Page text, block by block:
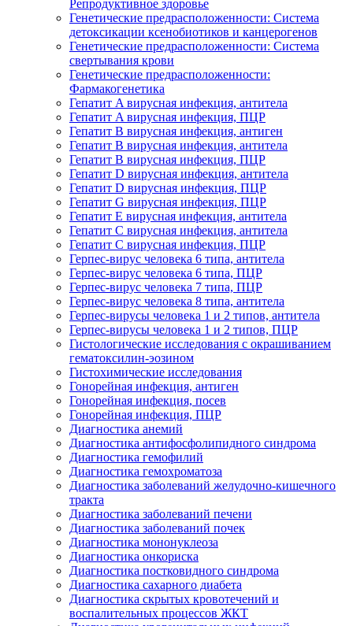
Репродуктивное здоровье
Генетические предрасположенности: Система
детоксикации ксенобиотиков и канцерогенов
Генетические предрасположенности: Система
свертывания крови
Генетические предрасположенности:
Фармакогенетика
Гепатит A вирусная инфекция, антитела
Гепатит A вирусная инфекция, ПЦР
Гепатит B вирусная инфекция, антиген
Гепатит B вирусная инфекция, антитела
Гепатит B вирусная инфекция, ПЦР
Гепатит D вирусная инфекция, антитела
Гепатит D вирусная инфекция, ПЦР
Гепатит G вирусная инфекция, ПЦР
Гепатит Е вирусная инфекция, антитела
Гепатит С вирусная инфекция, антитела
Гепатит С вирусная инфекция, ПЦР
Герпес-вирус человека 6 типа, антитела
Герпес-вирус человека 6 типа, ПЦР
Герпес-вирус человека 7 типа, ПЦР
Герпес-вирус человека 8 типа, антитела
Герпес-вирусы человека 1 и 2 типов, антитела
Герпес-вирусы человека 1 и 2 типов, ПЦР
Гистологические исследования с окрашиванием
гематоксилин-эозином
Гистохимические исследования
Гонорейная инфекция, антиген
Гонорейная инфекция, посев
Гонорейная инфекция, ПЦР
Диагностика анемий
Диагностика антифосфолипидного синдрома
Диагностика гемофилий
Диагностика гемохроматоза
Диагностика заболеваний желудочно-кишечного
тракта
Диагностика заболеваний печени
Диагностика заболеваний почек
Диагностика мононуклеоза
Диагностика онкориска
Диагностика постковидного синдрома
Диагностика сахарного диабета
Диагностика скрытых кровотечений и
воспалительных процессов ЖКТ